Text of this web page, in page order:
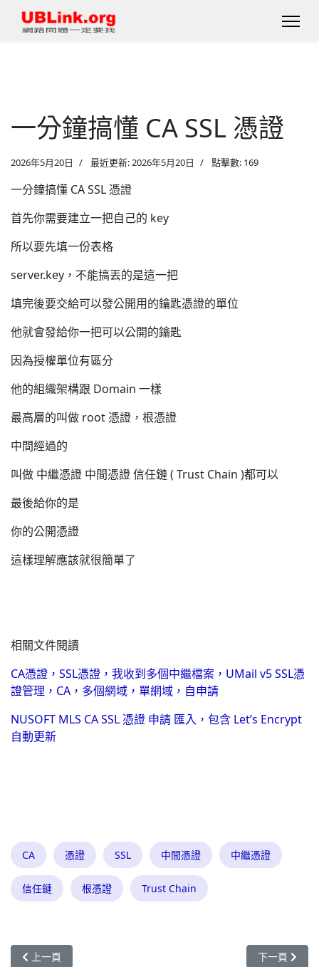
一分鐘搞懂 CA SSL 憑證
2026年5月20日 最近更新: 2026年5月20日 點擊數: 169
一分鐘搞懂 CA SSL 憑證
首先你需要建立一把自己的 key
所以要先填一份表格
server.key，不能搞丟的是這一把
填完後要交給可以發公開用的鑰匙憑證的單位
他就會發給你一把可以公開的鑰匙
因為授權單位有區分
他的組織架構跟 Domain 一樣
最高層的叫做 root 憑證，根憑證
中間經過的
叫做 中繼憑證 中間憑證 信任鏈 ( Trust Chain )都可以
最後給你的是
你的公開憑證
這樣理解應該就很簡單了
相關文件閱讀
CA憑證，SSL憑證，我收到多個中繼檔案，UMail v5 SSL憑
證管理，CA，多個網域，單網域，自申請
NUSOFT MLS CA SSL 憑證 申請 匯入，包含 Let’s Encrypt
自動更新
CA 憑證 SSL 中間憑證 中繼憑證
信任鏈 根憑證 Trust Chain
上一篇文章: Zenmap nmap 只掃描對方 UDP port scan，-Pn 對
上一頁 下一篇文章:
下一頁